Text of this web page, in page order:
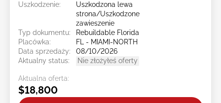
Uszkodzenie:
Uszkodzona lewa
strona/Uszkodzone
zawieszenie
Typ dokumentu:
Rebuildable Florida
Placówka:
FL - MIAMI-NORTH
Data sprzedaży:
08/10/2026
Aktualny status:
Nie złożyłeś oferty
Aktualna oferta:
$18,800